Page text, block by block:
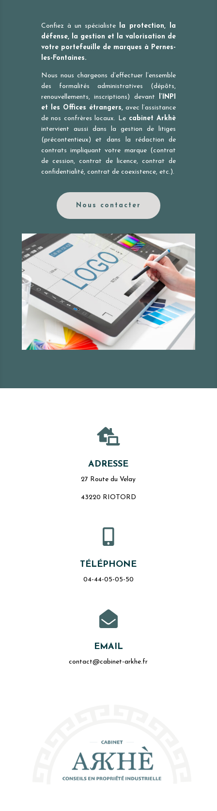
Confiez à un spécialiste la protection, la
défense, la gestion et la valorisation de
votre portefeuille de marques à Pernes-
les-Fontaines.
Nous nous chargeons d’effectuer l’ensemble
des formalités administratives (dépôts,
renouvellements, inscriptions) devant l’INPI
et les Offices étrangers, avec l’assistance
de nos confrères locaux. Le cabinet Arkhè
intervient aussi dans la gestion de litiges
(précontentieux) et dans la rédaction de
contrats impliquant votre marque (contrat
de cession, contrat de licence, contrat de
confidentialité, contrat de coexistence, etc.).
Nous contacter

ADRESSE
27 Route du Velay
43220 RIOTORD

TÉLÉPHONE
04-44-05-05-50

EMAIL
contact@cabinet-arkhe.fr